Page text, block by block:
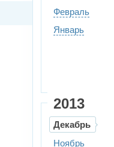
Февраль
Январь
2013
Декабрь
Ноябрь